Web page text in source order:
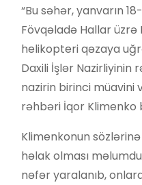
“Bu səhər, yanvarın
Fövqəladə Hallar
helikopteri qəzaya
Daxili İşlər Nazirliyinin
nazirin birinci müavini
rəhbəri İqor Klimenko
Klimenkonun
həlak olması
nəfər yaralanıb,